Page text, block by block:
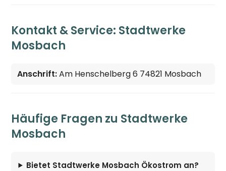
Kontakt & Service: Stadtwerke
Mosbach
Anschrift:Am Henschelberg 6 74821 Mosbach
Häufige Fragen zu Stadtwerke
Mosbach
Bietet Stadtwerke Mosbach Ökostrom an?